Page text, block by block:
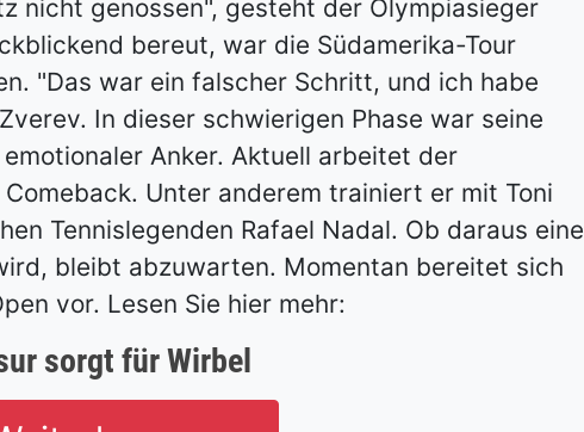
nicht genossen", gesteht der Olympiasieger
bereut, war die Südamerika-Tour
"Das war ein falscher Schritt, und ich habe
In dieser schwierigen Phase war seine
Anker. Aktuell arbeitet der
Unter anderem trainiert er mit Toni
Tennislegenden Rafael Nadal. Ob daraus eine
bleibt abzuwarten. Momentan bereitet sich
vor. Lesen Sie hier mehr:
sorgt für Wirbel